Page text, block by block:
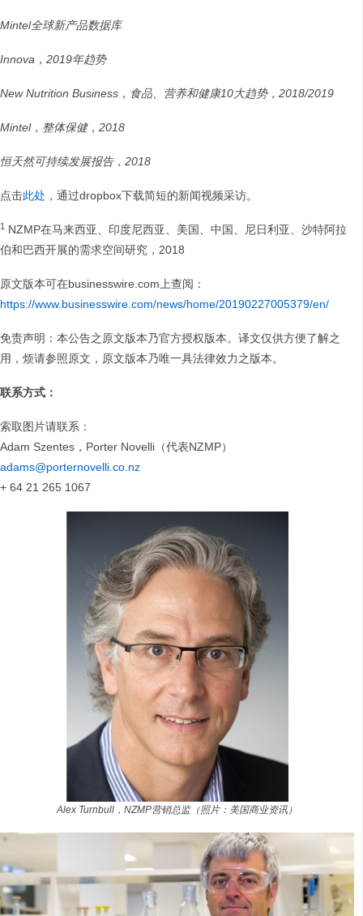
Mintel全球新产品数据库
Innova ， 2019年趋势
New Nutrition Business ，食品、营养和健康10大趋势， 2018/2019
Mintel， 整体保健， 2018
恒天然可持续发展报告， 2018
点击此处 ，通过dropbox下载简短的新闻视频采访。
1 NZMP在马来西亚、印度尼西亚、美国、中国、尼日利亚、沙特阿拉
伯和巴西开展的需求空间研究，2018
原文版本可在businesswire.com上查阅：
https://www.businesswire.com/news/home/20190227005379/en/
免责声明：本公告之原文版本乃官方授权版本。译文仅供方便了解之
用，烦请参照原文，原文版本乃唯一具法律效力之版本。
联系方式：
索取图片请联系：
Adam Szentes，Porter Novelli（代表NZMP）
adams@porternovelli.co.nz
+ 64 21 265 1067
Alex Turnbull，NZMP营销总监（照片：美国商业资讯）